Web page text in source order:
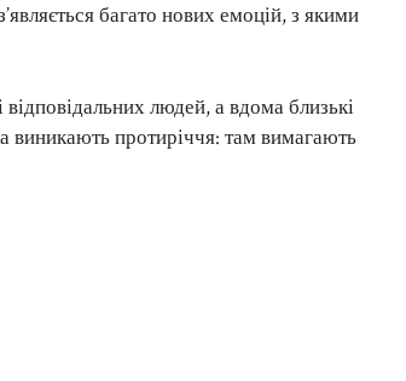
багато нових емоцій, з якими
людей, а вдома близькі
протиріччя: там вимагають